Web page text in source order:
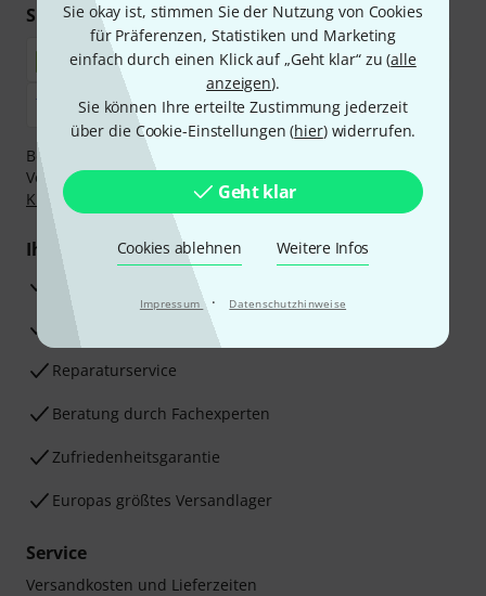
Sie okay ist, stimmen Sie der Nutzung von Cookies
für Präferenzen, Statistiken und Marketing
einfach durch einen Klick auf „Geht klar“ zu (alle
anzeigen).
Sie können Ihre erteilte Zustimmung jederzeit
über die Cookie-Einstellungen (hier) widerrufen.
Geht klar
Cookies ablehnen Weitere Infos
Impressum · Datenschutzhinweise
Sicher einkaufen & bezahlen
Bezahlen Sie vertraulich und sicher per Nachnahme,
Vorkasse, PayPal, Amazon Pay,Klarna Sofort bezahlen,
Klarna Ratenzahlung
oder Kreditkarte.
Ihre Vorteile
3 Jahre Thomann Garantie
30 Tage Money-Back-Garantie
Reparaturservice
Beratung durch Fachexperten
Zufriedenheitsgarantie
Europas größtes Versandlager
Service
Versandkosten und Lieferzeiten